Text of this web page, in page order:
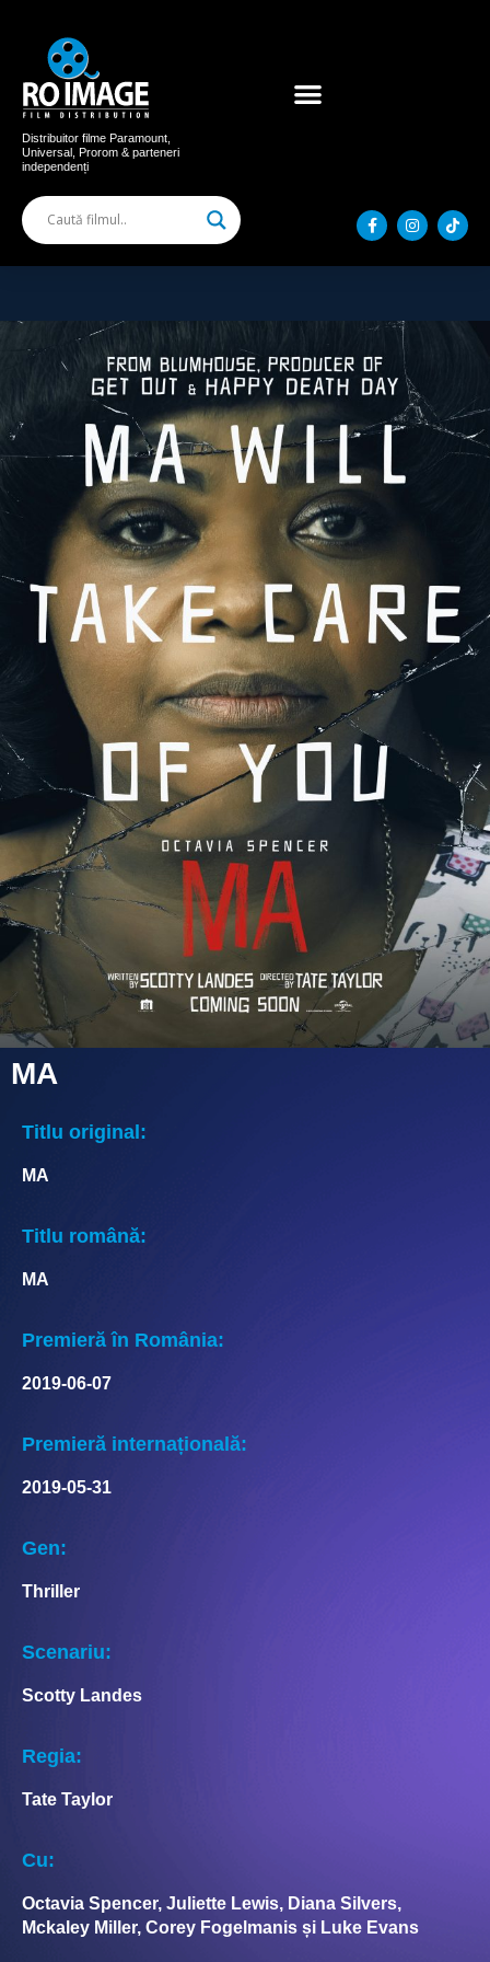
Distribuitor filme Paramount,
Universal, Prorom & parteneri
independenți
MA
Titlu original:
MA
Titlu română:
MA
Premieră în România:
2019-06-07
Premieră internațională:
2019-05-31
Gen:
Thriller
Scenariu:
Scotty Landes
Regia:
Tate Taylor
Cu:
Octavia Spencer, Juliette Lewis, Diana Silvers,
Mckaley Miller, Corey Fogelmanis și Luke Evans